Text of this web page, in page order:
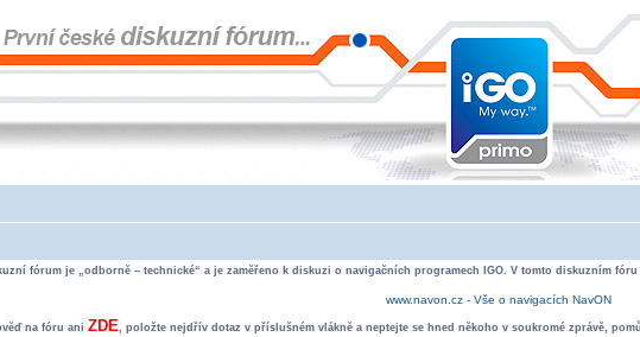
fórum je „odborně – technické“ a je zaměřeno k diskuzi o navigačních programech IGO. V tomto diskuzním
www.navon.cz - Vše o navigacích NavON
na fóru ani ZDE, položte nejdřív dotaz v příslušném vlákně a neptejte se hned někoho v soukromé zprávě,